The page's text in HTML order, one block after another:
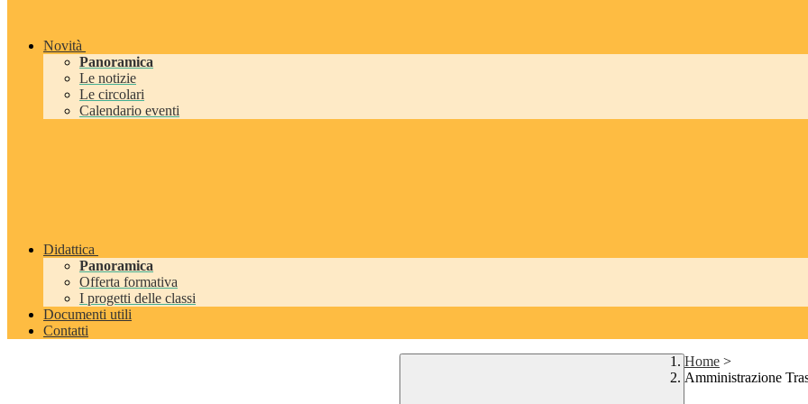
Novità
Panoramica
Le notizie
Le circolari
Calendario eventi
Didattica
Panoramica
Offerta formativa
I progetti delle classi
Documenti utili
Contatti
Home >
Amministrazione